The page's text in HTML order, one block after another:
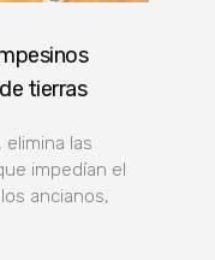
tierras
elimina las
impedían el
ancianos,